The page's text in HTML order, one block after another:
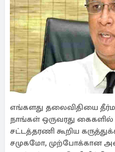
எங்களது தலைவிதியை
நாங்கள் ஒருவரது
சட்டத்தரணி கூறிய
சமுகமோ, முற்போக்கான